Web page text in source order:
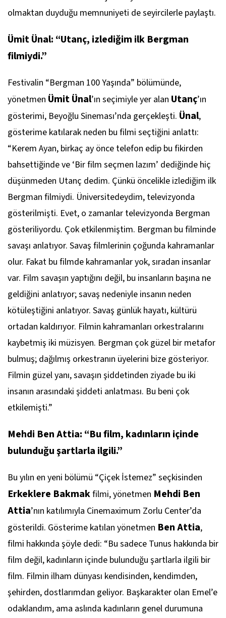
olmaktan duyduğu memnuniyeti de seyircilerle paylaştı.
Ümit Ünal: “Utanç, izlediğim ilk Bergman
filmiydi.”
Festivalin “Bergman 100 Yaşında” bölümünde,
yönetmen Ümit Ünal’ın seçimiyle yer alan Utanç’ın
gösterimi, Beyoğlu Sineması’nda gerçekleşti. Ünal,
gösterime katılarak neden bu filmi seçtiğini anlattı:
“Kerem Ayan, birkaç ay önce telefon edip bu fikirden
bahsettiğinde ve ‘Bir film seçmen lazım’ dediğinde hiç
düşünmeden Utanç dedim. Çünkü öncelikle izlediğim ilk
Bergman filmiydi. Üniversitedeydim, televizyonda
gösterilmişti. Evet, o zamanlar televizyonda Bergman
gösteriliyordu. Çok etkilenmiştim. Bergman bu filminde
savaşı anlatıyor. Savaş filmlerinin çoğunda kahramanlar
olur. Fakat bu filmde kahramanlar yok, sıradan insanlar
var. Film savaşın yaptığını değil, bu insanların başına ne
geldiğini anlatıyor; savaş nedeniyle insanın neden
kötüleştiğini anlatıyor. Savaş günlük hayatı, kültürü
ortadan kaldırıyor. Filmin kahramanları orkestralarını
kaybetmiş iki müzisyen. Bergman çok güzel bir metafor
bulmuş; dağılmış orkestranın üyelerini bize gösteriyor.
Filmin güzel yanı, savaşın şiddetinden ziyade bu iki
insanın arasındaki şiddeti anlatması. Bu beni çok
etkilemişti.”
Mehdi Ben Attia: “Bu film, kadınların içinde
bulunduğu şartlarla ilgili.”
Bu yılın en yeni bölümü “Çiçek İstemez” seçkisinden
Erkeklere Bakmakfilmi, yönetmen Mehdi Ben
Attia’nın katılımıyla Cinemaximum Zorlu Center’da
gösterildi. Gösterime katılan yönetmen Ben Attia,
filmi hakkında şöyle dedi: “Bu sadece Tunus hakkında bir
film değil, kadınların içinde bulunduğu şartlarla ilgili bir
film. Filmin ilham dünyası kendisinden, kendimden,
şehirden, dostlarımdan geliyor. Başkarakter olan Emel’e
odaklandım, ama aslında kadınların genel durumuna